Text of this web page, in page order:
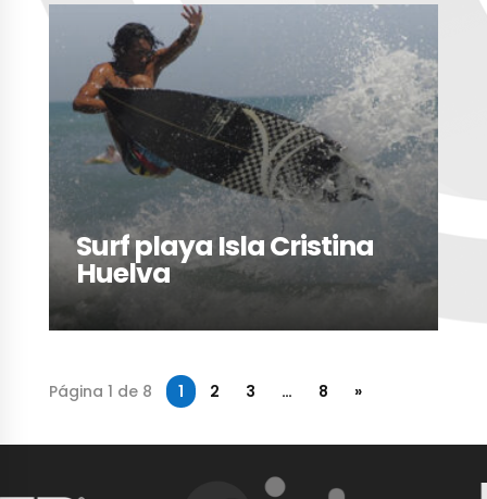
Surf playa Isla Cristina
Huelva
LEER MÁS
Página 1 de 8 1 2 3 … 8 »